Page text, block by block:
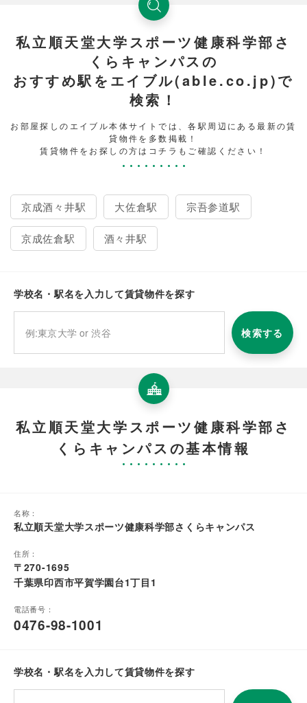
私立順天堂大学スポーツ健康科学部さ
くらキャンパスの
おすすめ駅をエイブル(able.co.jp)で
検索！
お部屋探しのエイブル本体サイトでは、各駅周辺にある最新の賃
貸物件を多数掲載！
賃貸物件をお探しの方はコチラもご確認ください！
京成酒々井駅 大佐倉駅 宗吾参道駅
京成佐倉駅 酒々井駅
学校名・駅名を入力して賃貸物件を探す
検索する
私立順天堂大学スポーツ健康科学部さ
くらキャンパスの基本情報
名称：
私立順天堂大学スポーツ健康科学部さくらキャンパス
住所：
〒270-1695
千葉県印西市平賀学園台1丁目1
電話番号：
0476-98-1001
学校名・駅名を入力して賃貸物件を探す